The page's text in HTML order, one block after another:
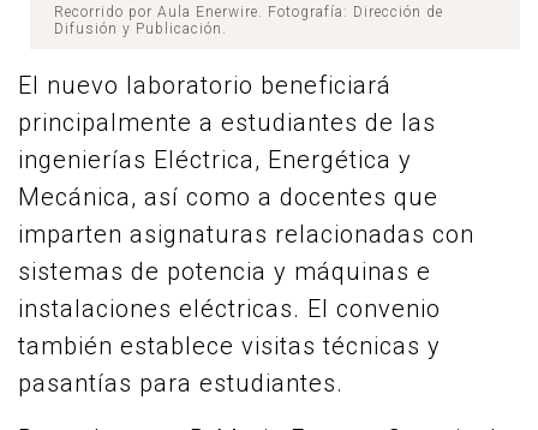
Recorrido por Aula Enerwire. Fotografía: Dirección de
Difusión y Publicación.
El nuevo laboratorio beneficiará
principalmente a estudiantes de las
ingenierías Eléctrica, Energética y
Mecánica, así como a docentes que
imparten asignaturas relacionadas con
sistemas de potencia y máquinas e
instalaciones eléctricas. El convenio
también establece visitas técnicas y
pasantías para estudiantes.